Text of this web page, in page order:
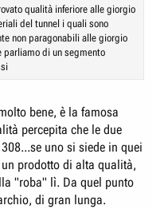
qualità inferiore alle giorgio
del tunnel i quali sono
non paragonabili alle giorgio
parliamo di un segmento
bene, è la famosa
percepita che le due
uno si siede in quei
prodotto di alta qualità,
"roba" lì. Da quel punto
di gran lunga.